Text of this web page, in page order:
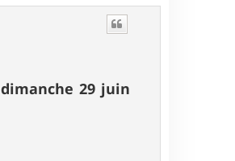
dimanche 29 juin